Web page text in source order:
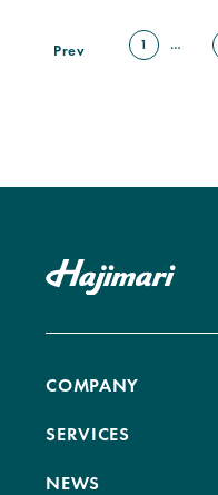
Prev 1 …
COMPANY
SERVICES
NEWS